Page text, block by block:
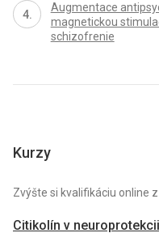
Augmentace
magnetickou
schizofrenie
Kurzy
Zvýšte si kvalifikáciu online
Citikolín v